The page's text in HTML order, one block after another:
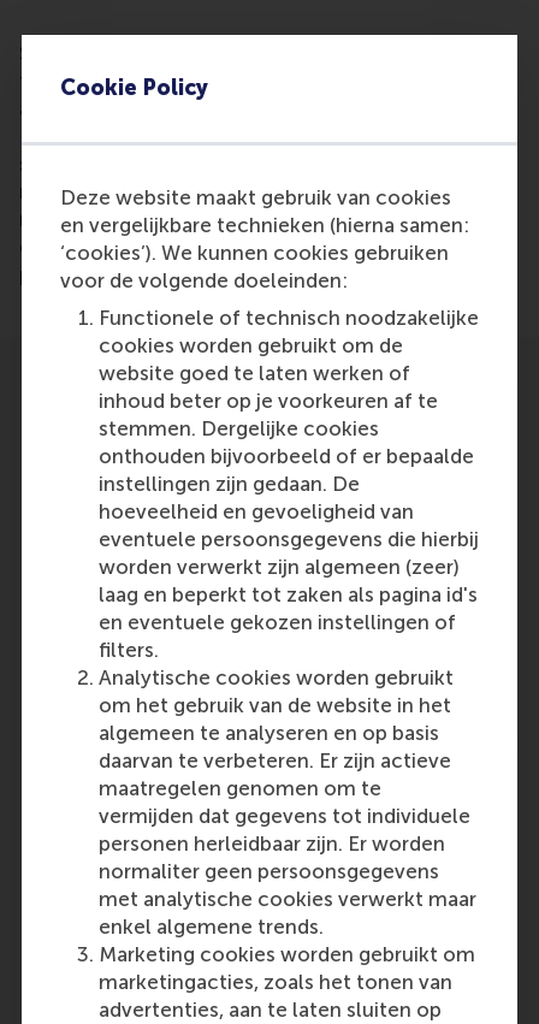
Cookie Policy
Deze website maakt gebruik van cookies
en vergelijkbare technieken (hierna samen:
‘cookies’). We kunnen cookies gebruiken
voor de volgende doeleinden:
Functionele of technisch noodzakelijke
cookies worden gebruikt om de
website goed te laten werken of
inhoud beter op je voorkeuren af te
stemmen. Dergelijke cookies
onthouden bijvoorbeeld of er bepaalde
instellingen zijn gedaan. De
hoeveelheid en gevoeligheid van
eventuele persoonsgegevens die hierbij
worden verwerkt zijn algemeen (zeer)
laag en beperkt tot zaken als pagina id's
en eventuele gekozen instellingen of
filters.
Analytische cookies worden gebruikt
om het gebruik van de website in het
algemeen te analyseren en op basis
daarvan te verbeteren. Er zijn actieve
maatregelen genomen om te
vermijden dat gegevens tot individuele
personen herleidbaar zijn. Er worden
normaliter geen persoonsgegevens
met analytische cookies verwerkt maar
enkel algemene trends.
Marketing cookies worden gebruikt om
marketingacties, zoals het tonen van
advertenties, aan te laten sluiten op
Steal from the boss, bully peers, arrive too late to
the job - all can be caused by sleep deprivation,
according to the Rotterdam Professor Marius van
Dijke. A new study conducted by Laura Giurge
shows that even one bad night sleep increases the
risk of 'rotgedrag'. According to Van Dijke there is
no escape: "The findings are clear: poor sleep
causes bad behavior. Everyone. Even in normal
people."
Participants
Marius van Dijke
Role: Faculty
Reference type: Quoted
Laura M. Giurge
Role: PhD Candidate
Reference type: Quoted
Media Outlets
De Volkskrant(Online)